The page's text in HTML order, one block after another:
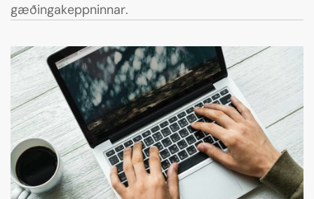
gæðingakeppninnar.